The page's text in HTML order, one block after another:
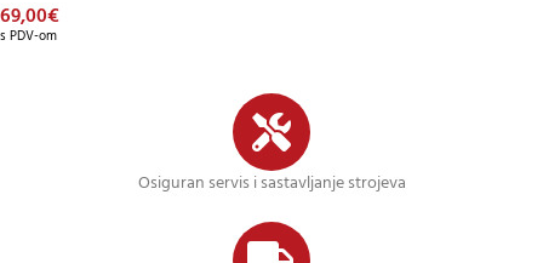
69,00€
s PDV-om
Osiguran servis i sastavljanje strojeva